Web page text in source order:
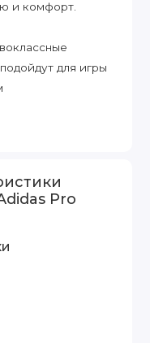
и комфорт.
для игры
Pro